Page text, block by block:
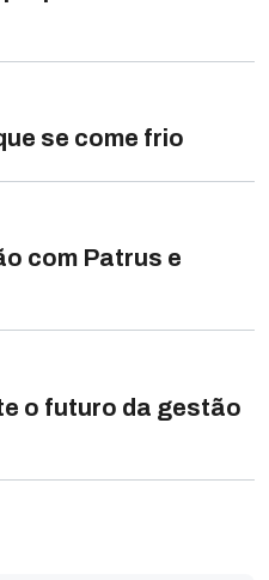
se come frio
com Patrus e
o futuro da gestão